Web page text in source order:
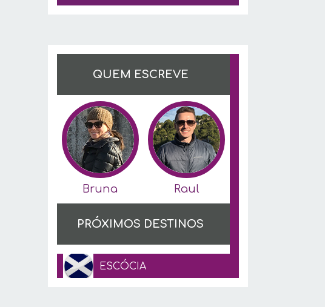
QUEM ESCREVE
Bruna Raul
PRÓXIMOS DESTINOS
ESCÓCIA